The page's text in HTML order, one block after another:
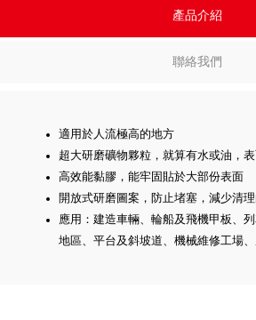
產品介紹
聯絡我們
適用於人流極高的地方
超大研磨礦物夥粒，就算有水或油，
高效能黏膠，能牢固貼於大部份表面
開放式研磨圖案，防止堵塞，減少清
應用：建造車輛、輪船及飛機甲板、
地區、平台及斜坡道、機械維修工場